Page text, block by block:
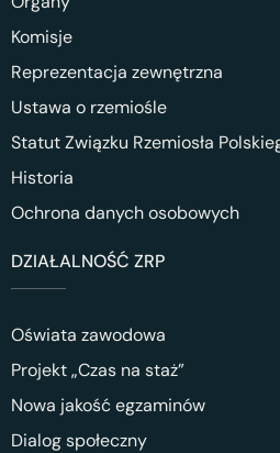
Komisje
Reprezentacja zewnętrzna
Ustawa o rzemiośle
Statut Związku Rzemiosła
Historia
Ochrona danych osobowych
DZIAŁALNOŚĆ ZRP
Oświata zawodowa
Projekt „Czas na staż”
Nowa jakość egzaminów
Dialog społeczny